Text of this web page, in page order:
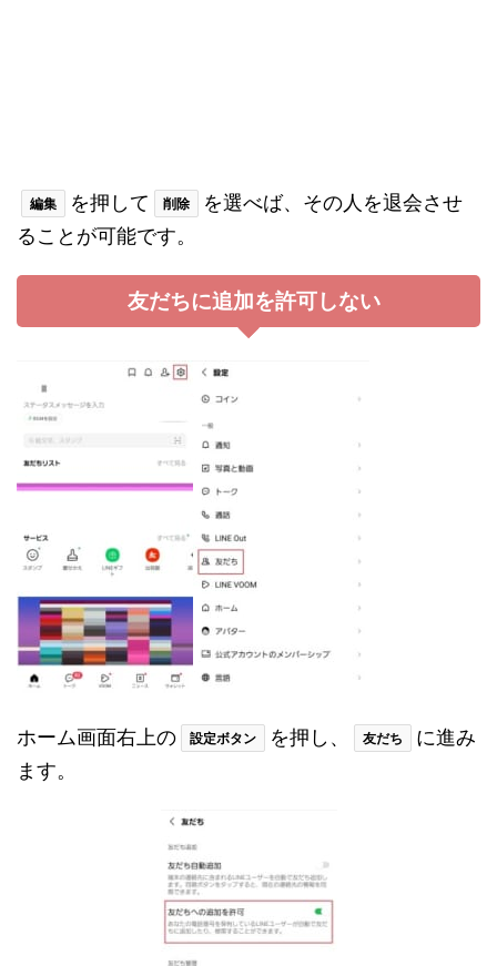
編集 を押して 削除
を選べば、その人を退会させ
ることが可能です。
友だちに追加を許可しない
ホーム画面右上の 設定ボタン を押し、 友だち
に進み
ます。